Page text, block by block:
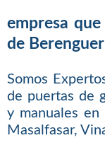
empresa
de Berenguer
Somos
de puertas de
y manuales en
Masalfasar,